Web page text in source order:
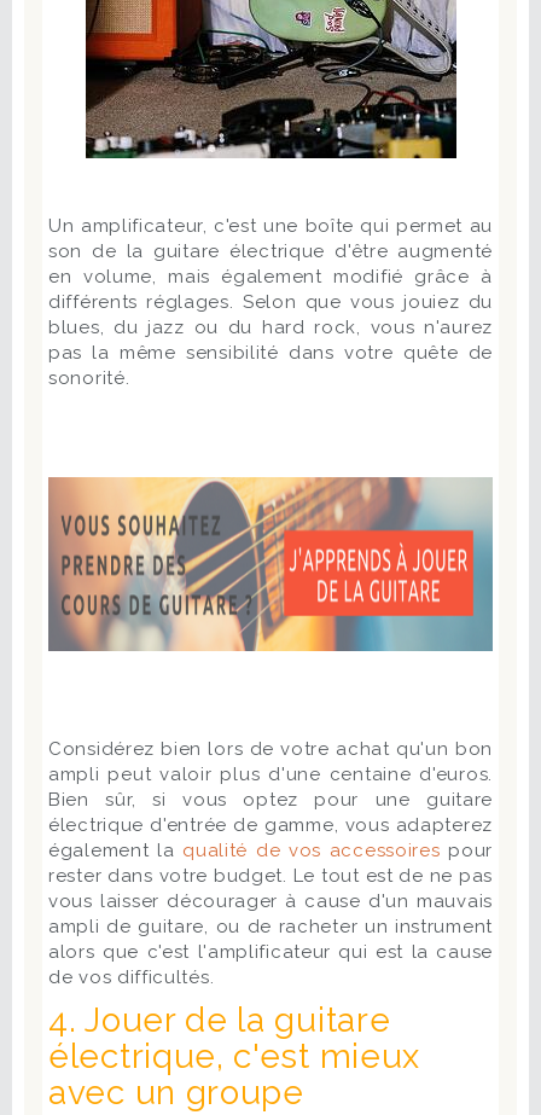
Un amplificateur, c'est une boîte qui permet au
son de la guitare électrique d'être augmenté
en volume, mais également modifié grâce à
différents réglages. Selon que vous jouiez du
blues, du jazz ou du hard rock, vous n'aurez
pas la même sensibilité dans votre quête de
sonorité.
Considérez bien lors de votre achat qu'un bon
ampli peut valoir plus d'une centaine d'euros.
Bien sûr, si vous optez pour une guitare
électrique d'entrée de gamme, vous adapterez
également la qualité de vos accessoires pour
rester dans votre budget. Le tout est de ne pas
vous laisser décourager à cause d'un mauvais
ampli de guitare, ou de racheter un instrument
alors que c'est l'amplificateur qui est la cause
de vos difficultés.
4. Jouer de la guitare
électrique, c'est mieux
avec un groupe